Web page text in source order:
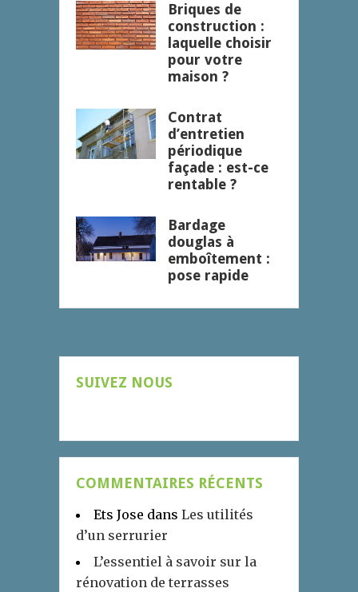
Briques de
construction :
laquelle choisir
pour votre
maison ?
Contrat
d’entretien
périodique
façade : est-ce
rentable ?
Bardage
douglas à
emboîtement :
pose rapide
SUIVEZ NOUS
COMMENTAIRES RÉCENTS
Ets Jose dans Les utilités
d’un serrurier
L’essentiel à savoir sur la
rénovation de terrasses